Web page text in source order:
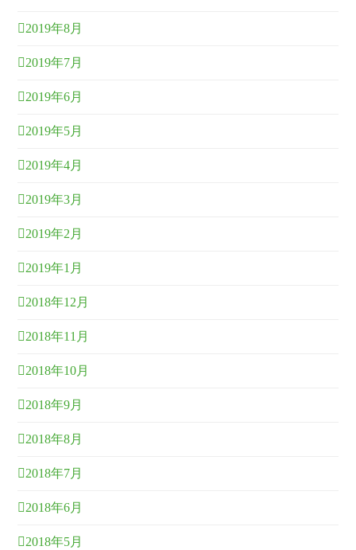
2019年8月
2019年7月
2019年6月
2019年5月
2019年4月
2019年3月
2019年2月
2019年1月
2018年12月
2018年11月
2018年10月
2018年9月
2018年8月
2018年7月
2018年6月
2018年5月